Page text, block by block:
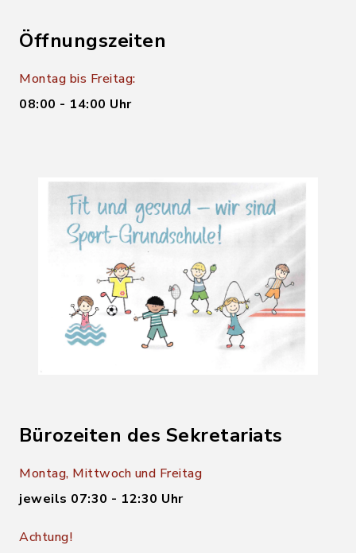
Öffnungszeiten
Montag bis Freitag:
08:00 - 14:00 Uhr
Bürozeiten des Sekretariats
Montag, Mittwoch und Freitag
jeweils 07:30 - 12:30 Uhr
Achtung!